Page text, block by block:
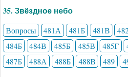
35. Звёздное небо
Вопросы 481А 481Б 481В
484Б
484В 485Б 485В 485Г
487Б
488А 488Б 488В 489